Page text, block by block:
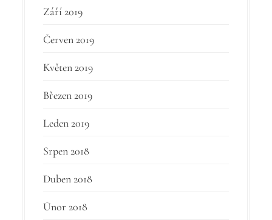
Září 2019
Červen 2019
Květen 2019
Březen 2019
Leden 2019
Srpen 2018
Duben 2018
Únor 2018